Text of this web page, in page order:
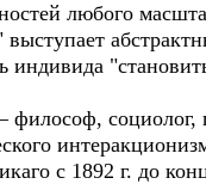
любого
социолог,
с 1892 г. до